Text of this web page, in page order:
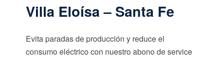
Villa Eloísa – Santa Fe
Evita paradas de producción y reduce el
consumo eléctrico con nuestro abono de service